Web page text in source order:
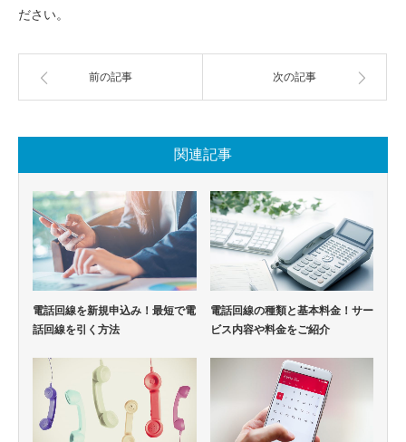
ださい。
前の記事 次の記事
関連記事
電話回線を新規申込み！最短で電
話回線を引く方法
電話回線の種類と基本料金！サー
ビス内容や料金をご紹介